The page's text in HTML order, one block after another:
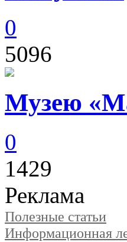
0
5096
Музею
0
1429
Реклама
Полезные статьи
Информационная